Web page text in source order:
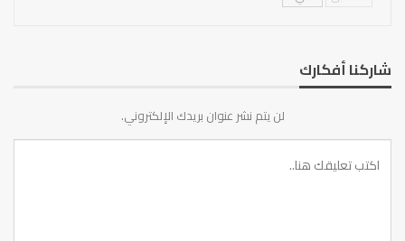
شاركنا أفكارك
لن يتم نشر عنوان بريدك الإلكتروني.